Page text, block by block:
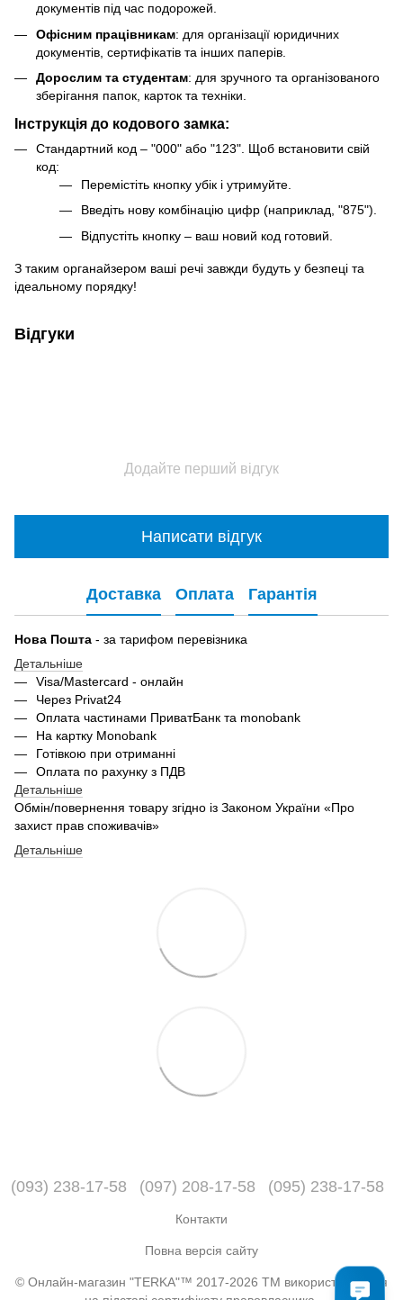
документів під час подорожей.
Офісним працівникам: для організації юридичних
документів, сертифікатів та інших паперів.
Дорослим та студентам: для зручного та організованого
зберігання папок, карток та техніки.
Інструкція до кодового замка:
Стандартний код – "000" або "123". Щоб встановити свій
код:
Перемістіть кнопку убік і утримуйте.
Введіть нову комбінацію цифр (наприклад, "875").
Відпустіть кнопку – ваш новий код готовий.
З таким органайзером ваші речі завжди будуть у безпеці та
ідеальному порядку!
Відгуки
Додайте перший відгук
Написати відгук
Доставка Оплата Гарантія
Нова Пошта - за тарифом перевізника
Детальніше
Visa/Mastercard - онлайн
Через Privat24
Оплата частинами ПриватБанк та monobank
На картку Monobank
Готівкою при отриманні
Оплата по рахунку з ПДВ
Детальніше
Обмін/повернення товару згідно із Законом України «Про
захист прав споживачів»
Детальніше
(093) 238-17-58 (097) 208-17-58 (095) 238-17-58
Контакти
Повна версія сайту
© Онлайн-магазин "TERKA"™ 2017-2026 ТМ використовується